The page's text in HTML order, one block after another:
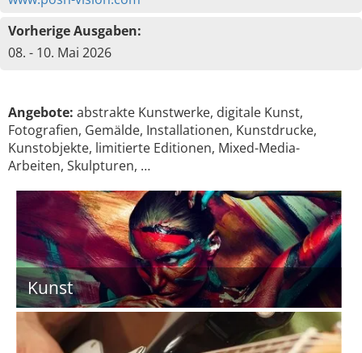
Vorherige Ausgaben:
08. - 10. Mai 2026
Angebote: abstrakte Kunstwerke, digitale Kunst,
Fotografien, Gemälde, Installationen, Kunstdrucke,
Kunstobjekte, limitierte Editionen, Mixed-Media-
Arbeiten, Skulpturen, …
Kunst